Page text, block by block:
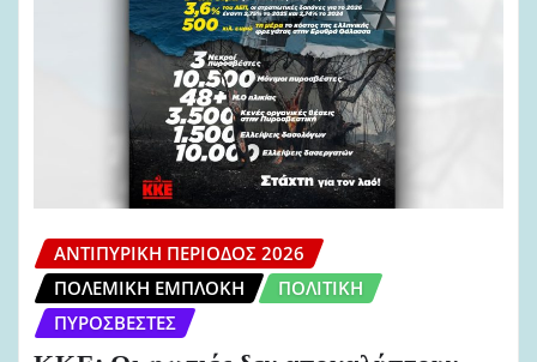
ΑΝΤΙΠΥΡΙΚΉ ΠΕΡΊΟΔΟΣ 2026
ΠΟΛΕΜΙΚΉ ΕΜΠΛΟΚΉ
ΠΟΛΙΤΙΚΉ
ΠΥΡΟΣΒΈΣΤΕΣ